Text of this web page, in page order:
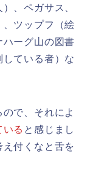
、ペガサス、
ツップフ（絵
ーグ山の図書
ている者）な
で、それによ
る と感じまし
付くなと舌を